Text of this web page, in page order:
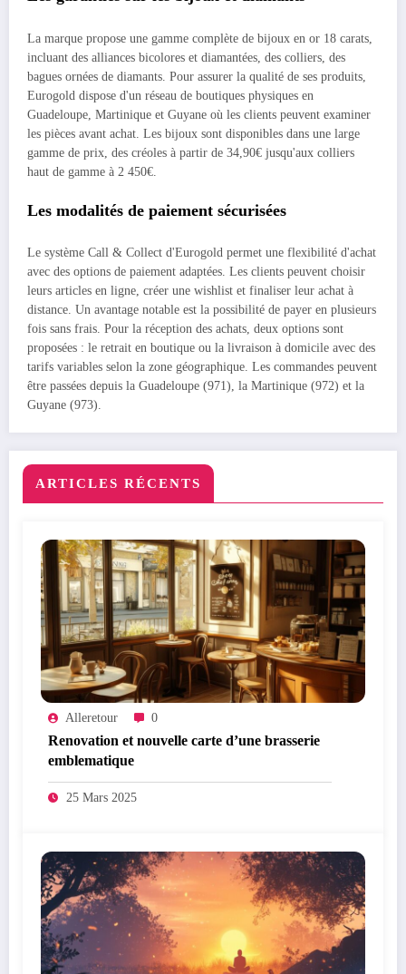
La marque propose une gamme complète de bijoux en or 18 carats,
incluant des alliances bicolores et diamantées, des colliers, des
bagues ornées de diamants. Pour assurer la qualité de ses produits,
Eurogold dispose d'un réseau de boutiques physiques en
Guadeloupe, Martinique et Guyane où les clients peuvent examiner
les pièces avant achat. Les bijoux sont disponibles dans une large
gamme de prix, des créoles à partir de 34,90€ jusqu'aux colliers
haut de gamme à 2 450€.
Les modalités de paiement sécurisées
Le système Call & Collect d'Eurogold permet une flexibilité d'achat
avec des options de paiement adaptées. Les clients peuvent choisir
leurs articles en ligne, créer une wishlist et finaliser leur achat à
distance. Un avantage notable est la possibilité de payer en plusieurs
fois sans frais. Pour la réception des achats, deux options sont
proposées : le retrait en boutique ou la livraison à domicile avec des
tarifs variables selon la zone géographique. Les commandes peuvent
être passées depuis la Guadeloupe (971), la Martinique (972) et la
Guyane (973).
ARTICLES RÉCENTS
Alleretour 0
Renovation et nouvelle carte d’une brasserie
emblematique
25 Mars 2025